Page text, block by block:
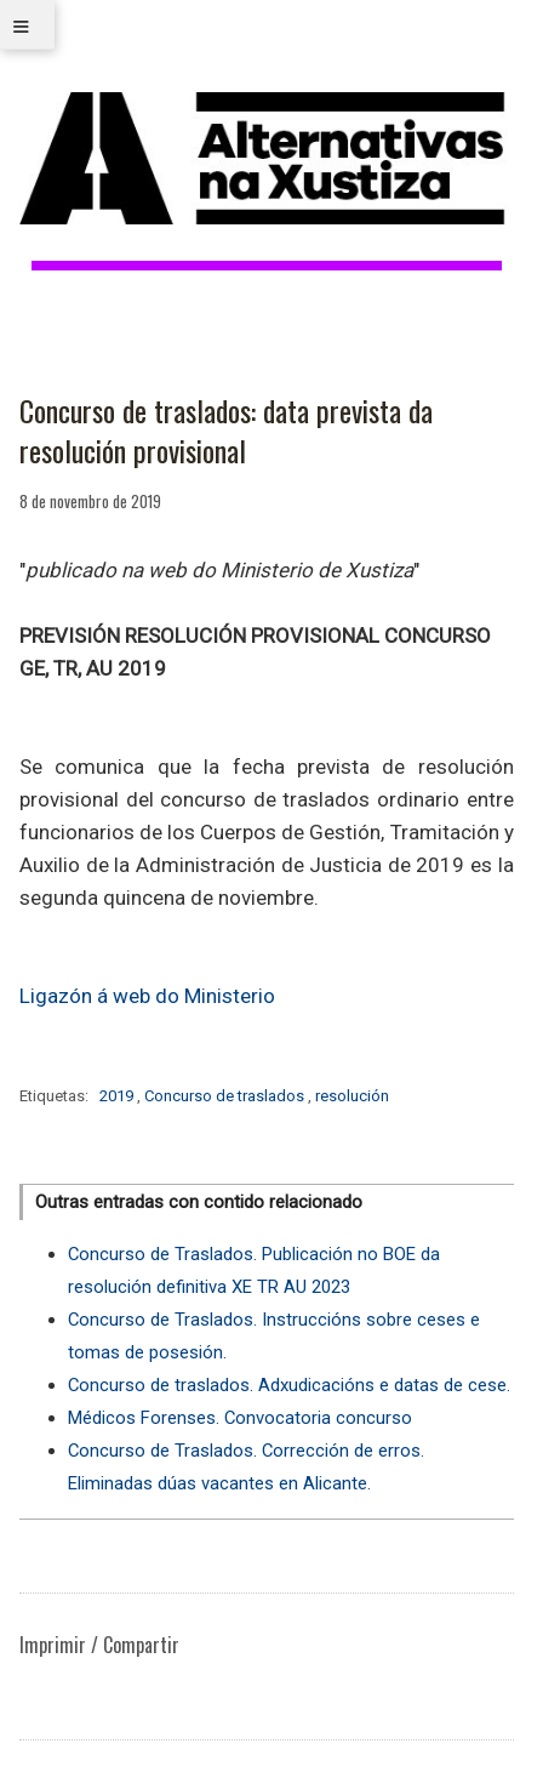
≡
Concurso de traslados: data prevista da
resolución provisional
8 de novembro de 2019
"publicado na web do Ministerio de Xustiza"
PREVISIÓN RESOLUCIÓN PROVISIONAL CONCURSO
GE, TR, AU 2019
Se comunica que la fecha prevista de resolución
provisional del concurso de traslados ordinario entre
funcionarios de los Cuerpos de Gestión, Tramitación y
Auxilio de la Administración de Justicia de 2019 es la
segunda quincena de noviembre.
Ligazón á web do Ministerio
Etiquetas: 2019 Concurso de traslados resolución
Outras entradas con contido relacionado
Concurso de Traslados. Publicación no BOE da
resolución definitiva XE TR AU 2023
Concurso de Traslados. Instruccións sobre ceses e
tomas de posesión.
Concurso de traslados. Adxudicacións e datas de cese.
Médicos Forenses. Convocatoria concurso
Concurso de Traslados. Corrección de erros.
Eliminadas dúas vacantes en Alicante.
Imprimir / Compartir